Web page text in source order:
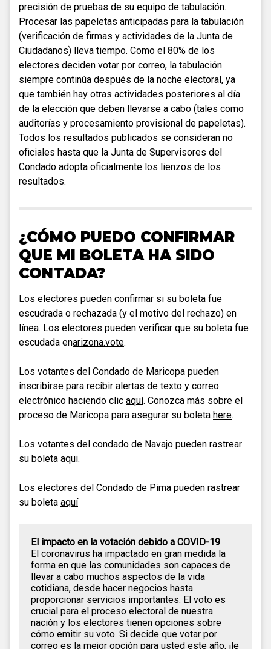
precisión de pruebas de su equipo de tabulación.
Procesar las papeletas anticipadas para la tabulación
(verificación de firmas y actividades de la Junta de
Ciudadanos) lleva tiempo. Como el 80% de los
electores deciden votar por correo, la tabulación
siempre continúa después de la noche electoral, ya
que también hay otras actividades posteriores al día
de la elección que deben llevarse a cabo (tales como
auditorías y procesamiento provisional de papeletas).
Todos los resultados publicados se consideran no
oficiales hasta que la Junta de Supervisores del
Condado adopta oficialmente los lienzos de los
resultados.
¿CÓMO PUEDO CONFIRMAR
QUE MI BOLETA HA SIDO
CONTADA?
Los electores pueden confirmar si su boleta fue
escudrada o rechazada (y el motivo del rechazo) en
línea. Los electores pueden verificar que su boleta fue
escudada enarizona.vote.
Los votantes del Condado de Maricopa pueden
inscribirse para recibir alertas de texto y correo
electrónico haciendo clic aquí. Conozca más sobre el
proceso de Maricopa para asegurar su boleta here.
Los votantes del condado de Navajo pueden rastrear
su boleta aqui.
Los electores del Condado de Pima pueden rastrear
su boleta aquí
El impacto en la votación debido a COVID-19
El coronavirus ha impactado en gran medida la
forma en que las comunidades son capaces de
llevar a cabo muchos aspectos de la vida
cotidiana, desde hacer negocios hasta
proporcionar servicios importantes. El voto es
crucial para el proceso electoral de nuestra
nación y los electores tienen opciones sobre
cómo emitir su voto. Si decide que votar por
correo es la mejor opción para usted este año, ¡le